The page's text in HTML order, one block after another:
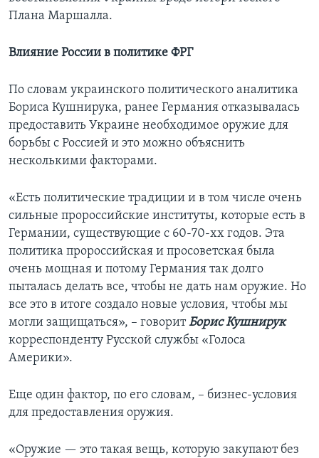
Плана Маршалла.
Влияние России в политике ФРГ
По словам украинского политического аналитика
Бориса Кушнирука, ранее Германия отказывалась
предоставить Украине необходимое оружие для
борьбы с Россией и это можно объяснить
несколькими факторами.
«Есть политические традиции и в том числе очень
сильные пророссийские институты, которые есть в
Германии, существующие с 60-70-хх годов. Эта
политика пророссийская и просоветская была
очень мощная и потому Германия так долго
пыталась делать все, чтобы не дать нам оружие. Но
все это в итоге создало новые условия, чтобы мы
могли защищаться», – говоритБорис Кушнирук
корреспонденту Русской службы «Голоса
Америки».
Еще один фактор, по его словам, – бизнес-условия
для предоставления оружия.
«Оружие — это такая вещь, которую закупают без